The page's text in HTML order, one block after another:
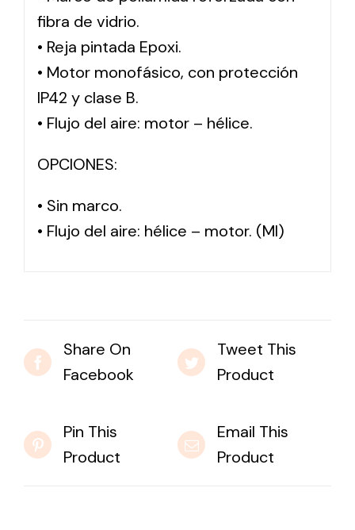
fibra de vidrio.
• Reja pintada Epoxi.
• Motor monofásico, con protección
IP42 y clase B.
• Flujo del aire: motor – hélice.
OPCIONES:
• Sin marco.
• Flujo del aire: hélice – motor. (MI)
Share On
Facebook
Tweet This
Product
Pin This
Product
Email This
Product